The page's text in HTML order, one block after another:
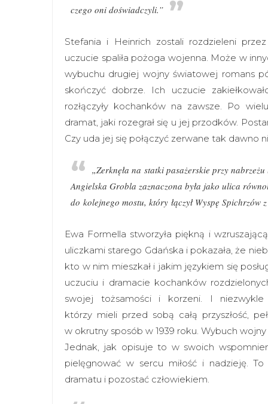
czego oni doświadczyli.”
Stefania i Heinrich zostali rozdzieleni
uczucie spaliła pożoga wojenna. Może w
wybuchu drugiej wojny światowej romans
skończyć dobrze. Ich uczucie
rozłączyły kochanków na zawsze. Po
dramat, jaki rozegrał się u jej przodków.
Czy uda jej się połączyć zerwane tak dawno
„Zerknęła na statki pasażerskie przy
Angielska Grobla zaznaczona była jako ulica
do kolejnego mostu, który łączył Wyspę Spichrzów
Ewa Formella stworzyła piękną i
uliczkami starego Gdańska i pokazała, że
kto w nim mieszkał i jakim językiem się
uczuciu i dramacie kochanków
swojej tożsamości i korzeni. I niezwykle
którzy mieli przed sobą całą przyszłość,
w okrutny sposób w 1939 roku. Wybuch
Jednak, jak opisuje to w swoich
pielęgnować w sercu miłość i nadzieję.
dramatu i pozostać człowiekiem.